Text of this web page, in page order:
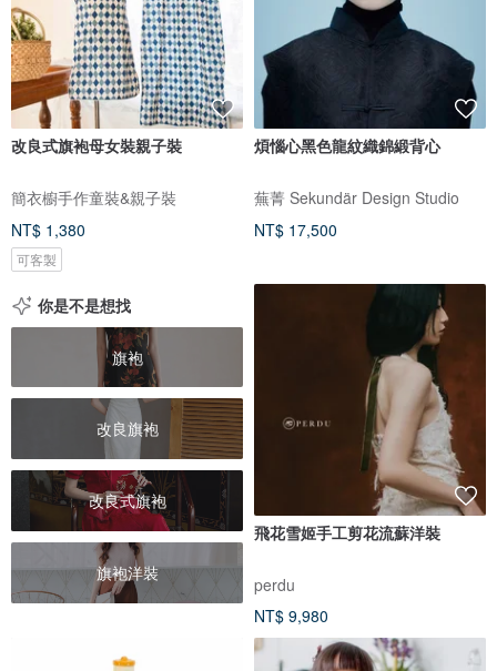
改良式旗袍母女裝親子裝
簡衣櫥手作童裝&親子裝
NT$ 1,380
可客製
煩惱心黑色龍紋織錦緞背心
蕪菁 Sekundär Design Studio
NT$ 17,500
你是不是想找
旗袍
改良旗袍
改良式旗袍
旗袍洋裝
飛花雪姬手工剪花流蘇洋裝
perdu
NT$ 9,980